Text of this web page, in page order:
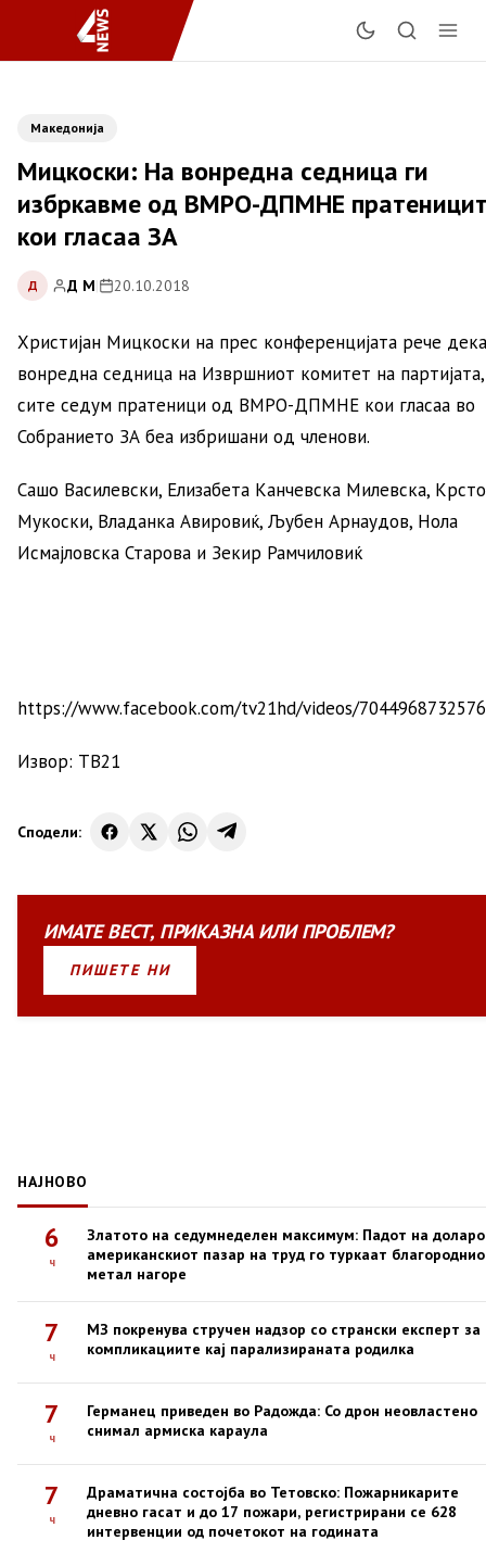
Македонија
Мицкоски: На вонредна седница ги
избркавме од ВМРО-ДПМНЕ
кои гласаа ЗА
Д Д М| 20.10.2018
Христијан Мицкоски на прес конференцијата рече
вонредна седница на Извршниот комитет на партијата,
сите седум пратеници од ВМРО-ДПМНЕ кои гласаа во
Собранието ЗА беа избришани од членови.
Сашо Василевски, Елизабета Канчевска Милевска, Крсто
Мукоски, Владанка Авировиќ, Љубен Арнаудов, Нола
Исмајловска Старова и Зекир Рамчиловиќ
https://www.facebook.com/tv21hd/videos/
Извор: ТВ21
Сподели:
ИМАТЕВЕСТ, ПРИКАЗНАИЛИПРОБЛЕМ?
ПИШЕТЕ НИ
НАЈНОВО
6
ч
Златото на седумнеделен максимум: Падот на
американскиот пазар на труд го туркаат
метал нагоре
7
ч
МЗ покренува стручен надзор со странски експерт за
компликациите кај парализираната родилка
7
ч
Германец приведен во Радожда: Со дрон неовластено
снимал армиска караула
7
ч
Драматична состојба во Тетовско: Пожарникарите
дневно гасат и до 17 пожари, регистрирани се 628
интервенции од почетокот на годината